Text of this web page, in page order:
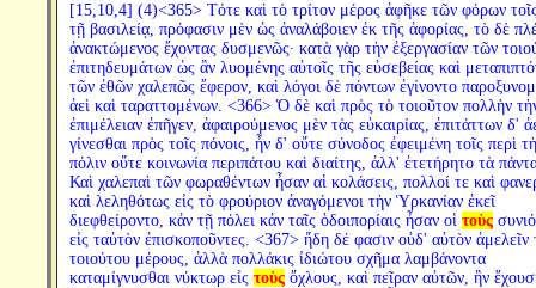
[15,10,4] (4)<365> Τότε καὶ τὸ τρίτον μέρος ἀφῆκε τῶν φόρων
τῇ βασιλείᾳ, πρόφασιν μὲν ὡς ἀναλάβοιεν ἐκ τῆς ἀφορίας, τὸ δὲ
ἀνακτώμενος ἔχοντας δυσμενῶς· κατὰ γὰρ τὴν ἐξεργασίαν τῶν
ἐπιτηδευμάτων ὡς ἂν λυομένης αὐτοῖς τῆς εὐσεβείας καὶ
τῶν ἐθῶν χαλεπῶς ἔφερον, καὶ λόγοι δὲ πόντων ἐγίνοντο
ἀεὶ καὶ ταραττομένων. <366> Ὁ δὲ καὶ πρὸς τὸ τοιοῦτον πολλὴν
ἐπιμέλειαν ἐπῆγεν, ἀφαιρούμενος μὲν τὰς εὐκαιρίας, ἐπιτάττων δ'
γίνεσθαι πρὸς τοῖς πόνοις, ἦν δ' οὔτε σύνοδος ἐφειμένη τοῖς περὶ
πόλιν οὔτε κοινωνία περιπάτου καὶ διαίτης, ἀλλ' ἐτετήρητο τὰ
Καὶ χαλεπαὶ τῶν φωραθέντων ἦσαν αἱ κολάσεις, πολλοί τε καὶ
καὶ λεληθότως εἰς τὸ φρούριον ἀναγόμενοι τὴν Ὑρκανίαν ἐκεῖ
διεφθείροντο, κἀν τῇ πόλει κἀν ταῖς ὁδοιπορίαις ἦσαν οἱ τοὺς
εἰς ταὐτὸν ἐπισκοποῦντες. <367> ἤδη δέ φασιν οὐδ' αὐτὸν ἀμελεῖν
τοιούτου μέρους, ἀλλὰ πολλάκις ἰδιώτου σχῆμα λαμβάνοντα
καταμίγνυσθαι νύκτωρ εἰς τοὺςὄχλους, καὶ πεῖραν αὐτῶν, ἣν